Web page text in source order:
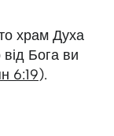
храм Духа
Бога ви
6:19).